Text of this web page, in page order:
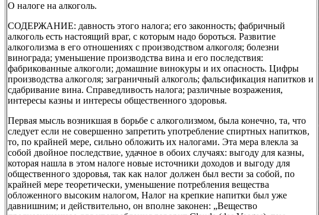
О налоге на алкоголь.
СОДЕРЖАНИЕ: давность этого налога; его законность; фабричный
алкоголь есть настоящий враг, с которым надо бороться. Развитие
алкоголизма в его отношениях с производством алкоголя; болезни
винограда; уменьшение производства вина и его последствия:
фабрикованные алкоголи; домашние винокуры и их опасность. Цифры
производства алкоголя; заграничный алкоголь; фальсификация напитков и
сдабривание вина. Справедливость налога; различные возражения,
интересы казны и интересы общественного здоровья.
Первая мысль возникшая в борьбе с алкоголизмом, была конечно, та, что
следует если не совершенно запретить употребление спиртных напитков,
то, по крайней мере, сильно обложить их налогами. Эта мера влекла за
собой двойное последствие, удачное в обоих случаях: выгоду для казны,
которая нашла в этом налоге новые источники доходов и выгоду для
общественного здоровья, так как налог должен был вести за собой, по
крайней мере теоретически, уменьшение потребления вещества
обложенного высоким налогом, Налог на крепкие напитки был уже
давнишним; и действительно, он вполне законен: „Вещество